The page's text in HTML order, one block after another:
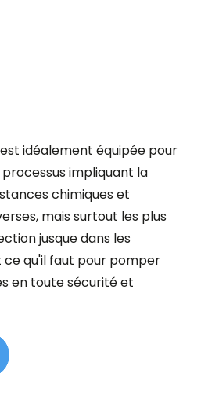
idéalement équipée pour
impliquant la
chimiques et
mais surtout les plus
jusque dans les
ce qu'il faut pour pomper
en toute sécurité et